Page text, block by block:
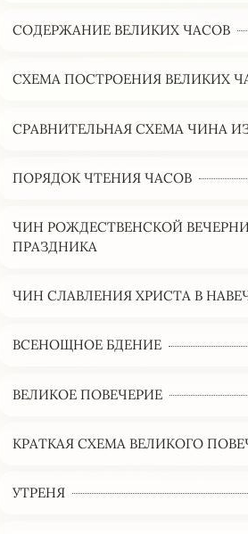
СОДЕРЖАНИЕ ВЕЛИКИХ ЧАСОВ
СХЕМА ПОСТРОЕНИЯ ВЕЛИКИХ
СРАВНИТЕЛЬНАЯ СХЕМА ЧИНА
ПОРЯДОК ЧТЕНИЯ ЧАСОВ
ЧИН РОЖДЕСТВЕНСКОЙ
ПРАЗДНИКА
ЧИН СЛАВЛЕНИЯ ХРИСТА В
ВСЕНОЩНОЕ БДЕНИЕ
ВЕЛИКОЕ ПОВЕЧЕРИЕ
КРАТКАЯ СХЕМА ВЕЛИКОГО
УТРЕНЯ